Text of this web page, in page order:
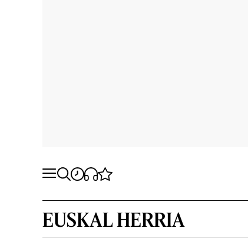
EUSKAL HERRIA